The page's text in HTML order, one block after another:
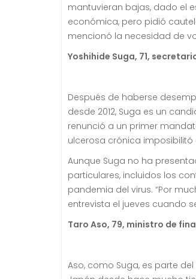
mantuvieran bajas, dado el
económica, pero pidió
mencionó la necesidad de
Yoshihide Suga, 71,
Después de haberse
desde 2012, Suga es un
renunció a un primer
ulcerosa crónica
Aunque Suga no ha
particulares, incluidos los
pandemia del virus. “Por
entrevista el jueves cuando
Taro Aso, 79, ministro de
Aso, como Suga, es parte